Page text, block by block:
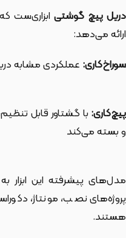
دریل پیچ گوشتی ابزاری‌ست
ارائه می‌دهد:
سوراخ‌کاری: عملکردی مشابه
پیچ‌کاری: با گشتاور قابل
و بسته می‌کند
مدل‌های پیشرفته این ابزار
پروژه‌های نصب، مونتاژ،
هستند.